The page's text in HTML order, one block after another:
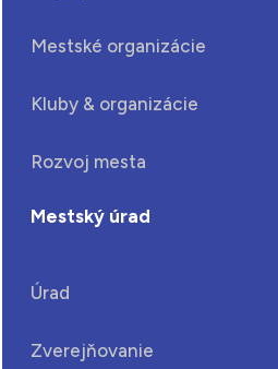
Mestské organizácie
Kluby & organizácie
Rozvoj mesta
Mestský úrad
Úrad
Zverejňovanie